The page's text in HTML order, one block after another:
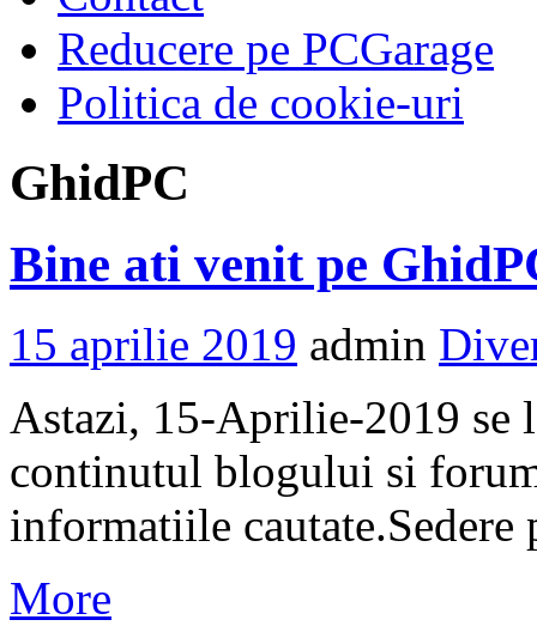
Reducere pe PCGarage
Politica de cookie-uri
GhidPC
Bine ati venit pe
15 aprilie 2019 admin
Astazi, 15-Aprilie-2019 se
continutul blogului si
informatiile cautate.Sedere
More